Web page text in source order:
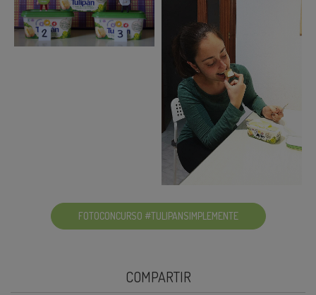
FOTOCONCURSO #TULIPANSIMPLEMENTE
COMPARTIR